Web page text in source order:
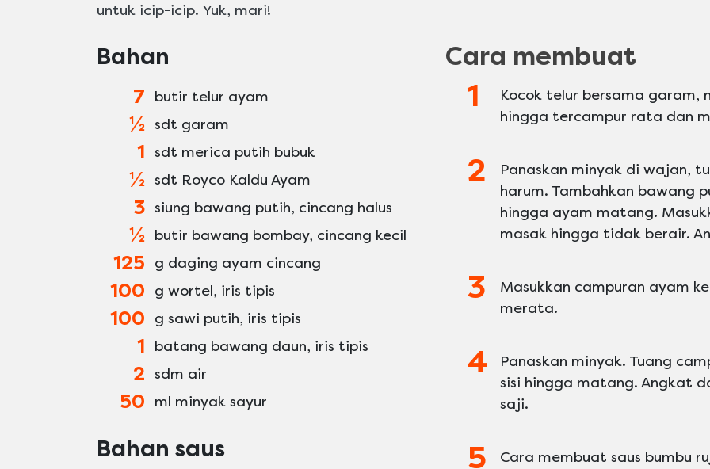
untuk icip-icip. Yuk, mari!
Bahan
7 butir telur ayam
½ sdt garam
1 sdt merica putih bubuk
½ sdt Royco Kaldu Ayam
3 siung bawang putih, cincang halus
½ butir bawang bombay, cincang kecil
125 g daging ayam cincang
100 g wortel, iris tipis
100 g sawi putih, iris tipis
1 batang bawang daun, iris tipis
2 sdm air
50 ml minyak sayur
Bahan saus
Cara membuat
Kocok telur bersama garam,
hingga tercampur rata dan
Panaskan minyak di wajan,
harum. Tambahkan bawang
hingga ayam matang.
masak hingga tidak berair.
Masukkan campuran ayam
merata.
Panaskan minyak. Tuang
sisi hingga matang. Angkat
saji.
Cara membuat saus bumbu